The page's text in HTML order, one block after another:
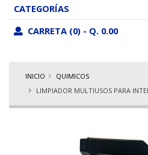
CATEGORÍAS
CARRETA (0) - Q. 0.00
INICIO
QUIMICOS
LIMPIADOR MULTIUSOS PARA